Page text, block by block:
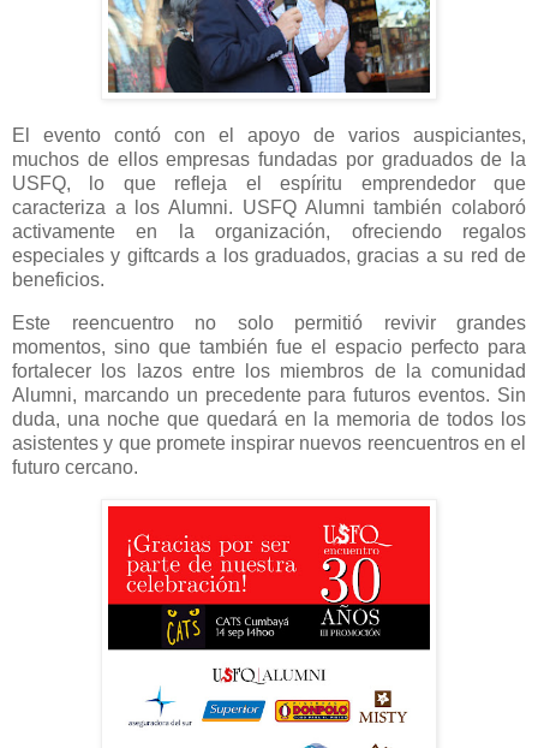
El evento contó con el apoyo de varios auspiciantes,
muchos de ellos empresas fundadas por graduados de la
USFQ, lo que refleja el espíritu emprendedor que
caracteriza a los Alumni. USFQ Alumni también colaboró
activamente en la organización, ofreciendo regalos
especiales y giftcards a los graduados, gracias a su red de
beneficios.
Este reencuentro no solo permitió revivir grandes
momentos, sino que también fue el espacio perfecto para
fortalecer los lazos entre los miembros de la comunidad
Alumni, marcando un precedente para futuros eventos. Sin
duda, una noche que quedará en la memoria de todos los
asistentes y que promete inspirar nuevos reencuentros en el
futuro cercano.